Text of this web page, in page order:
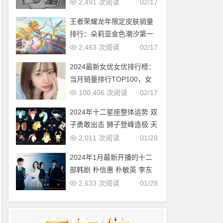
02/17
2,491 次阅读
王者荣耀龙年限定皮肤销量
排行：朵莉亚金色潮汐第一
02/17
2,463 次阅读
2024最新女优女优排行榜：
当月销量排行TOP100，女
优新人多多（2024年1月，
02/17
100,406 次阅读
2024年十二星座整体运势 双
子勇敢出击 狮子登峰造极 天
蝎适者生存 摩羯脱胎换骨01/28
2,011 次阅读
2024年1月最新开播的十二
部韩剧 朴信惠 朴敏英 李东
旭新剧必追
01/28
2,633 次阅读